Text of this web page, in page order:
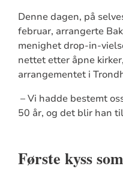
Denne dagen, på
februar, arrangerte
menighet drop-in-
nettet etter åpne
arrangementet i
– Vi hadde bestemt
50 år, og det blir han
Første kyss